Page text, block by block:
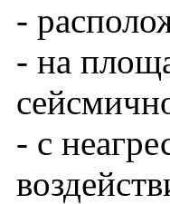
-
- на
- с